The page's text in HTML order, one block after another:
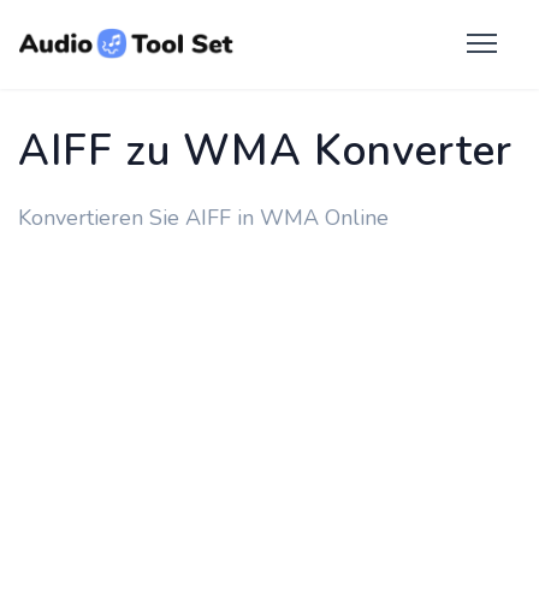
AIFF zu WMA Konverter
Konvertieren Sie AIFF in WMA Online